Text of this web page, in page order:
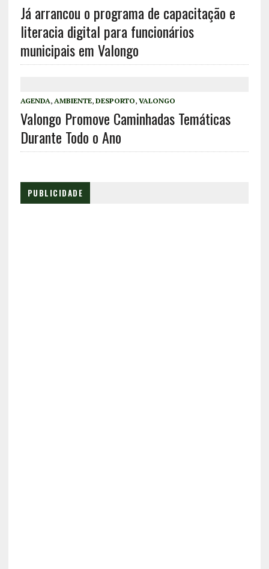
Já arrancou o programa de capacitação e
literacia digital para funcionários
municipais em Valongo
AGENDA, AMBIENTE, DESPORTO, VALONGO
Valongo Promove Caminhadas Temáticas
Durante Todo o Ano
PUBLICIDADE